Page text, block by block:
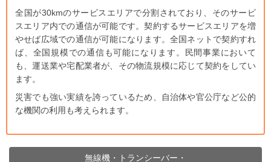
全国が30kmのサービスエリアで分割されており、そのサービ
スエリア内での通信が可能です。契約するサービスエリアを増
やせば広域での通信が可能になります。全国ネットで契約すれ
ば、全国規模での通信も可能になります。民間事業において
も、運送業や宅配業者が、その物流規模に応じて契約をしてい
ます。
災害でも強い実績を誇っているため、自治体や官公庁など公的
な機関の利用も考えられます。
無線機・トランシーバー・